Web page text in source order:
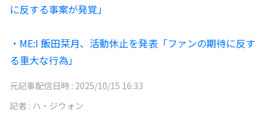
に反する事案が発覚」
・ME:I 飯田栞月、活動休止を発表「ファンの期待に反す
る重大な行為」
元記事配信日時 : 2025/10/15 16:33
記者 : ハ・ジウォン